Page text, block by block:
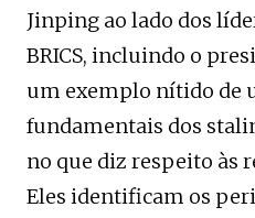
Jinping ao lado dos
BRICS, incluindo o
um exemplo nítido de
fundamentais dos
no que diz respeito às
Eles identificam os